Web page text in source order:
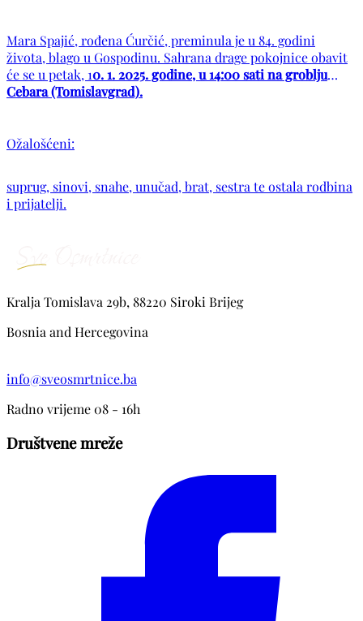
Mara Spajić, rođena Ćurčić, preminula je u 84. godini
života, blago u Gospodinu. Sahrana drage pokojnice obavit
će se u petak, 10. 1. 2025. godine, u 14:00 sati na groblju
Cebara (Tomislavgrad).
Ožalošćeni:
suprug, sinovi, snahe, unučad, brat, sestra te ostala rodbina
i prijatelji.
Kralja Tomislava 29b, 88220 Siroki Brijeg
Bosnia and Hercegovina
info@sveosmrtnice.ba
Radno vrijeme 08 - 16h
Društvene mreže